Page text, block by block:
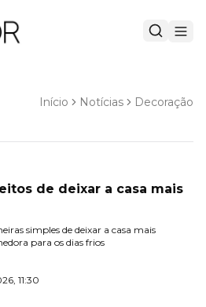
Início Notícias Decoração
de deixar a casa mais
simples de deixar a casa mais
para os dias frios
11:30